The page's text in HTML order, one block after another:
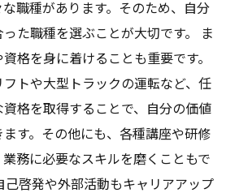
職種があります。そのため、自分
た職種を選ぶことが大切です。 ま
格を身に着けることも重要です。
トや大型トラックの運転など、任
格を取得することで、自分の価値
す。その他にも、各種講座や研修
務に必要なスキルを磨くこともで
己啓発や外部活動もキャリアアップ